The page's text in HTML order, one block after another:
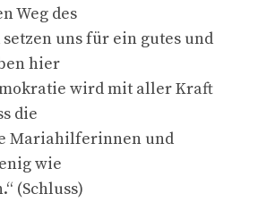
Weg des
uns für ein gutes und
hier
wird mit aller Kraft
die
Mariahilferinnen und
wie
(Schluss)